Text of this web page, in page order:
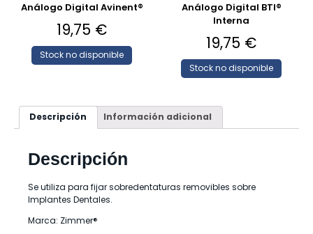
Análogo Digital Avinent®
19,75 €
Stock no disponible
Análogo Digital BTI®
Interna
19,75 €
Stock no disponible
Descripción Información adicional
Descripción
Se utiliza para fijar sobredentaturas removibles sobre
Implantes Dentales.
Marca: Zimmer®